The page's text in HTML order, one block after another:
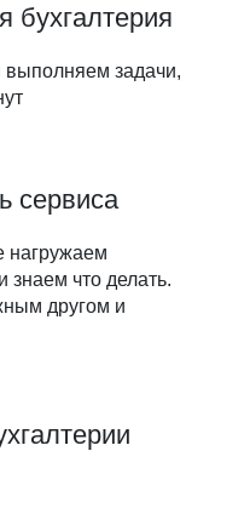
бухгалтерия
выполняем задачи,
сервиса
нагружаем
что делать.
другом и